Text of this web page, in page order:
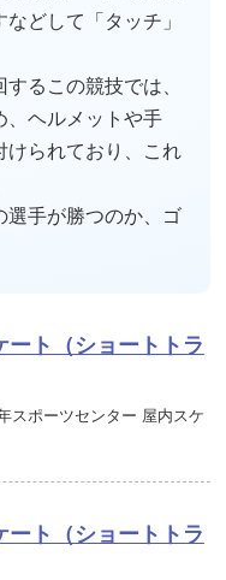
どして「タッチ」
るこの競技では、
、ヘルメットや手
けられており、これ
選手が勝つのか、ゴ
ート（ショートトラ
スポーツセンター 屋内スケ
ート（ショートトラ